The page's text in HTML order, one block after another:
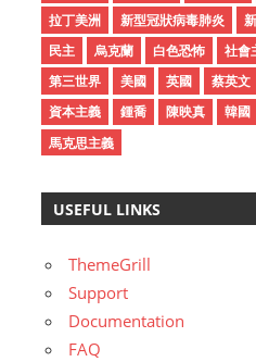
拉丁美洲
新型冠狀病毒肺炎
民主
烏克蘭 白色恐怖 社會
第三世界
美國 英國 蔡英文
資本主義
鍾喬 陳映真 韓國
馬克思主義
USEFUL LINKS
ThemeGrill
Support
Documentation
FAQ